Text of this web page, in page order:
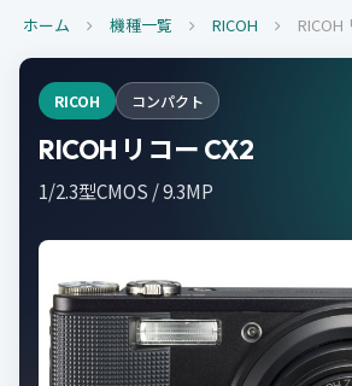
ホーム 機種一覧 RICOH RICOH
RICOH コンパクト
RICOH リコー CX2
1/2.3型CMOS / 9.3MP